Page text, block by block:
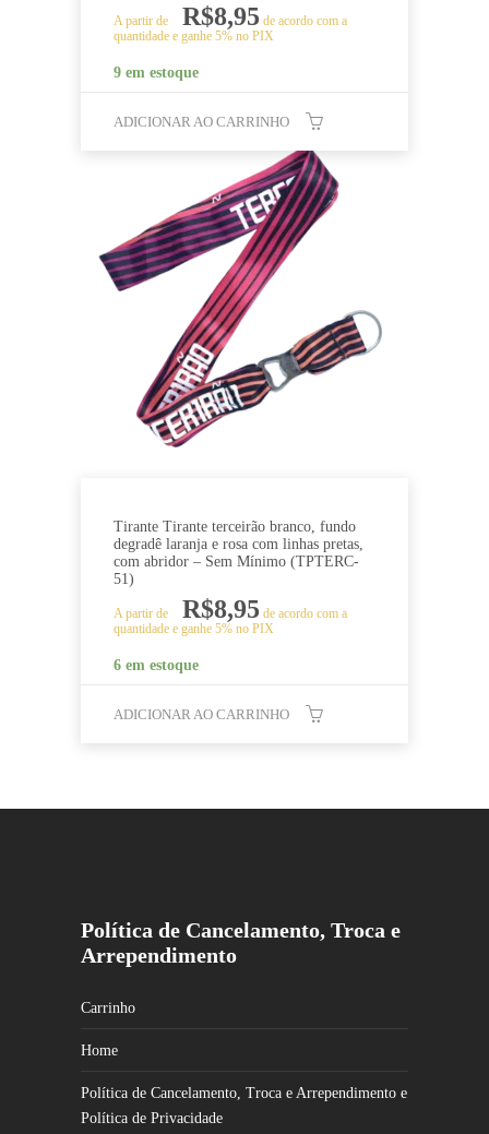
A partir de R$8,95 de acordo com a
quantidade e ganhe 5% no PIX
9 em estoque
ADICIONAR AO CARRINHO
Tirante Tirante terceirão branco, fundo
degradê laranja e rosa com linhas pretas,
com abridor – Sem Mínimo (TPTERC-
51)
A partir de R$8,95 de acordo com a
quantidade e ganhe 5% no PIX
6 em estoque
ADICIONAR AO CARRINHO
Política de Cancelamento, Troca e
Arrependimento
Carrinho
Home
Política de Cancelamento, Troca e Arrependimento e
Política de Privacidade